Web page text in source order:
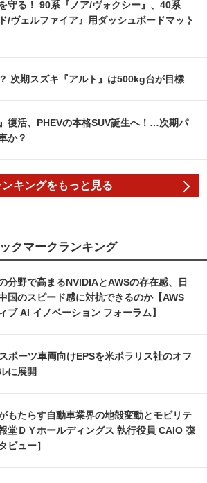
守る！ 90系『ノア/ヴォクシー』、40系
/ヴェルファイア』用ダッシュボードマット
次期スズキ『アルト』は500kg台が目標
復活、PHEVの本格SUV誕生へ！…次期パ
か？
ンキングをもっと見る
クマークランキング
分野で高まるNVIDIAとAWSの存在感、日
国のスピード感に対抗できるのか【AWS
ブ AI イノベーション フォーラム】
ポーツ車両向けEPSを米ポラリス社のオフ
に展開
もたらす自動車業界の地殻変動とモビリテ
堂ＤＹホールディングス 執行役員 CAIO 森
ビュー］